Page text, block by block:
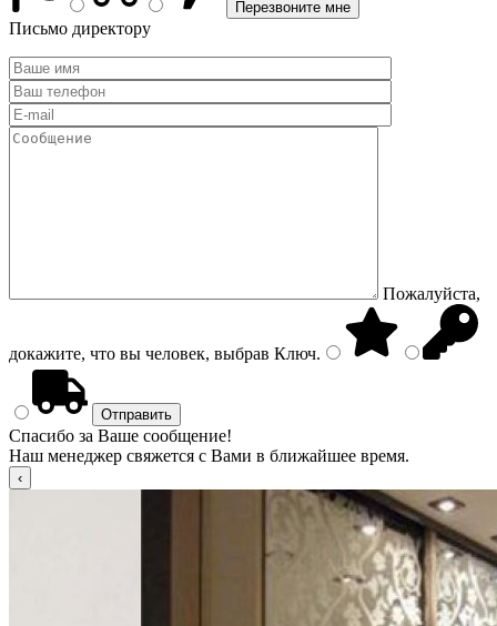
Письмо директору
Пожалуйста,
докажите, что вы человек, выбрав Ключ.
Спасибо за Ваше сообщение!
Наш менеджер свяжется с Вами в ближайшее время.